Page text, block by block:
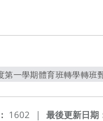
第一學期體育班轉學轉班
最後更新日期
1602 |